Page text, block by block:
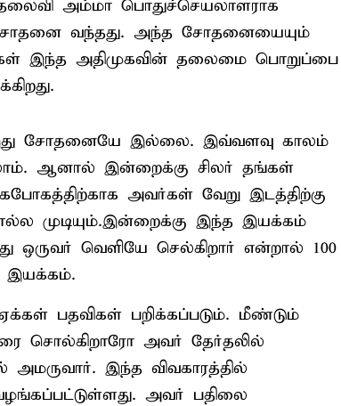
அம்மா பொதுச்செயலாளராக
சோதனை வந்தது. அந்த சோதனையையும்
இந்த அதிமுகவின் தலைமை பொறுப்பை
சோதனையே இல்லை. இவ்வளவு காலம்
ஆனால் இன்றைக்கு சிலர் தங்கள்
அவர்கள் வேறு இடத்திற்கு
முடியும்.இன்றைக்கு இந்த இயக்கம்
ஒருவர் வெளியே செல்கிறார் என்றால் 100
இயக்கம்.
பதவிகள் பறிக்கப்படும். மீண்டும்
சொல்கிறாரோ அவர் தேர்தலில்
அமருவார். இந்த விவகாரத்தில்
அவர் பதிலை